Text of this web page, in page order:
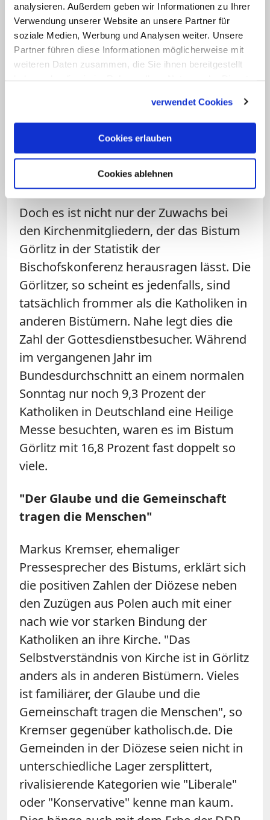
analysieren. Außerdem geben wir Informationen zu Ihrer
Verwendung unserer Website an unsere Partner für
soziale Medien, Werbung und Analysen weiter. Unsere
Partner führen diese Informationen möglicherweise mit
weiteren Daten zusammen, die Sie ihnen bereitgestellt
verwendet Cookies
Cookies erlauben
Cookies ablehnen
anzudocken.
Linktipp: Die Menschen mit der Botschaft des
Glaubens in Berührung bringen
Zisterzienserklosters in Neuzelle. An diesem
65 Jahre alt. Katholisch.de zeichnet seinen
bisherigen Lebensweg nach. (Artikel von März 2019)
Doch es ist nicht nur der Zuwachs bei
den Kirchenmitgliedern, der das Bistum
Görlitz in der Statistik der
Bischofskonferenz herausragen lässt. Die
Görlitzer, so scheint es jedenfalls, sind
tatsächlich frommer als die Katholiken in
anderen Bistümern. Nahe legt dies die
Zahl der Gottesdienstbesucher. Während
im vergangenen Jahr im
Bundesdurchschnitt an einem normalen
Sonntag nur noch 9,3 Prozent der
Katholiken in Deutschland eine Heilige
Messe besuchten, waren es im Bistum
Görlitz mit 16,8 Prozent fast doppelt so
viele.
"Der Glaube und die Gemeinschaft
tragen die Menschen"
Markus Kremser, ehemaliger
Pressesprecher des Bistums, erklärt sich
die positiven Zahlen der Diözese neben
den Zuzügen aus Polen auch mit einer
nach wie vor starken Bindung der
Katholiken an ihre Kirche. "Das
Selbstverständnis von Kirche ist in Görlitz
anders als in anderen Bistümern. Vieles
ist familiärer, der Glaube und die
Gemeinschaft tragen die Menschen", so
Kremser gegenüber katholisch.de. Die
Gemeinden in der Diözese seien nicht in
unterschiedliche Lager zersplittert,
rivalisierende Kategorien wie "Liberale"
oder "Konservative" kenne man kaum.